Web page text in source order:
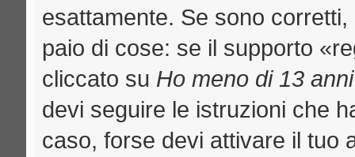
esattamente. Se sono
paio di cose: se il supporto
cliccato su Ho meno di 13 anni
devi seguire le istruzioni che
caso, forse devi attivare il tuo